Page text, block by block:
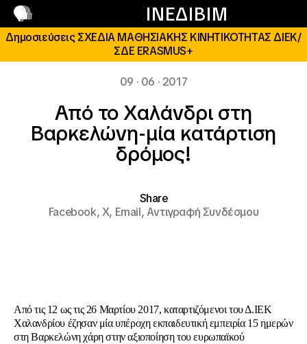
ΙΝΕΔΙΒΙΜ
Επικοινωνία
Δημοσιεύσεις ΣΧΕΔΙΑ ΜΑΘΗΣΙΑΚΗΣ ΚΙΝΗΤΙΚΟΤΗΤΑΣ ΔΙΕΚ/
ΣΔΕ ERASMUS+
09 · 06 · 2017
Από το Χαλάνδρι στη
Βαρκελώνη-μία κατάρτιση
δρόμος!
Share
Facebook,X, Email,Αντιγραφή Συνδέσμου
Από τις 12 ως τις 26 Μαρτίου 2017, καταρτιζόμενοι του Δ.ΙΕΚ
Χαλανδρίου έζησαν μία υπέροχη εκπαιδευτική εμπειρία 15 ημερών
στη Βαρκελώνη χάρη στην αξιοποίηση του ευρωπαϊκού